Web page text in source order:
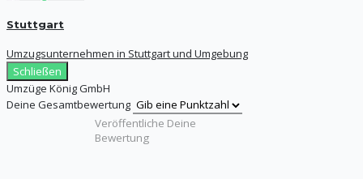
Stuttgart
Umzugsunternehmen in Stuttgart und Umgebung
Schließen
Umzüge König GmbH
Deine Gesamtbewertung